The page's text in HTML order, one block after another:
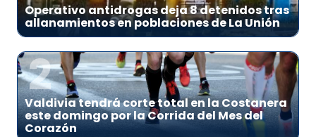
Operativo antidrogas deja 8 detenidos tras
allanamientos en poblaciones de La Unión
2
Valdivia tendrá corte total en la Costanera
este domingo por la Corrida del Mes del
Corazón